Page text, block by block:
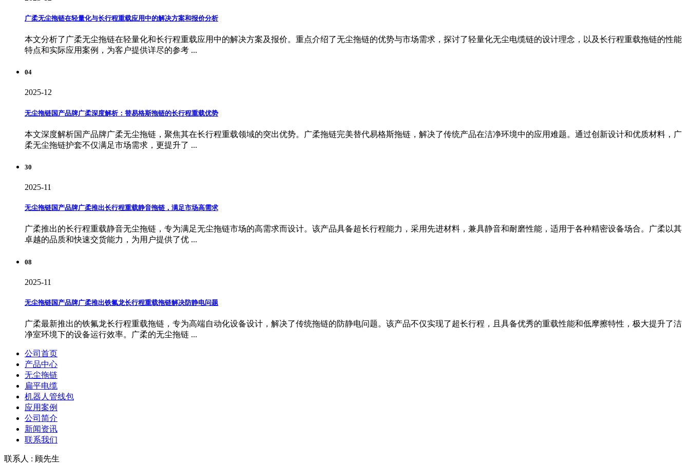
广柔无尘拖链在轻量化与长行程重载应用中的解决方案和报价分析
本文分析了广柔无尘拖链在轻量化和长行程重载应用中的解决方案及报价。重点介绍了无尘拖链的优势与市场需求，探讨了轻量化无尘电缆链的设计理念，以及长行程重载拖链的性能
特点和实际应用案例，为客户提供详尽的参考 ...
04
2025-12
无尘拖链国产品牌广柔深度解析：替易格斯拖链的长行程重载优势
本文深度解析国产品牌广柔无尘拖链，聚焦其在长行程重载领域的突出优势。广柔拖链完美替代易格斯拖链，解决了传统产品在洁净环境中的应用难题。通过创新设计和优质材料，广
柔无尘拖链护套不仅满足市场需求，更提升了 ...
30
2025-11
无尘拖链国产品牌广柔推出长行程重载静音拖链，满足市场高需求
广柔推出的长行程重载静音无尘拖链，专为满足无尘拖链市场的高需求而设计。该产品具备超长行程能力，采用先进材料，兼具静音和耐磨性能，适用于各种精密设备场合。广柔以其
卓越的品质和快速交货能力，为用户提供了优 ...
08
2025-11
无尘拖链国产品牌广柔推出铁氟龙长行程重载拖链解决防静电问题
广柔最新推出的铁氟龙长行程重载拖链，专为高端自动化设备设计，解决了传统拖链的防静电问题。该产品不仅实现了超长行程，且具备优秀的重载性能和低摩擦特性，极大提升了洁
净室环境下的设备运行效率。广柔的无尘拖链 ...
公司首页
产品中心
无尘拖链
扁平电缆
机器人管线包
应用案例
公司简介
新闻资讯
联系我们
联系人 : 顾先生